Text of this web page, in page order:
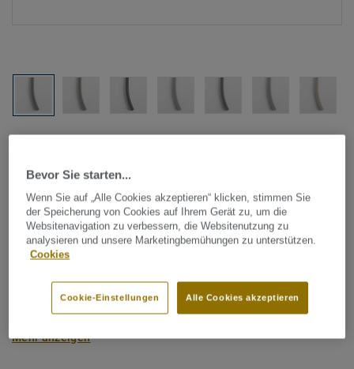
Tarkett Zubehör Komplettsortiment
Schweißschnur für PVC-Böden
- Unicoloured GREY 0019
zweier PVC-Bahnen verwendet und sorgen für eine
wasserdichte und geschlossene Oberfläche, Grundlage für
Schweißschnüre sind erhältlich in den Varianten Uni und
Mehr anzeigen
Bevor Sie starten...
Wenn Sie auf „Alle Cookies akzeptieren“ klicken, stimmen Sie
der Speicherung von Cookies auf Ihrem Gerät zu, um die
Websitenavigation zu verbessern, die Websitenutzung zu
analysieren und unsere Marketingbemühungen zu unterstützen.
Cookies
Alle Cookies akzeptieren
Cookie-Einstellungen